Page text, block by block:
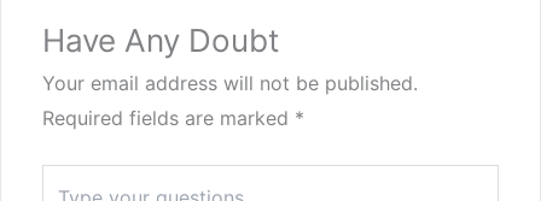
Have Any Doubt
Your email address will not be published.
Required fields are marked *